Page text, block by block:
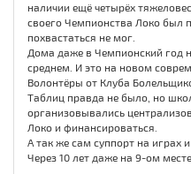
наличии ещё четырёх
своего Чемпионства Локо был
похвастаться не мог.
Дома даже в Чемпионский год
среднем. И это на новом
Волонтёры от Клуба
Таблиц правда не было, но
организовывались
Локо и финансироваться.
А так же сам суппорт на играх
Через 10 лет даже на 9-ом